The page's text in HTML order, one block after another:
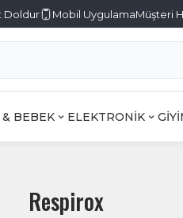
Doldur Mobil UygulamaMüşteri
BEBEK ELEKTRONİK
Respirox